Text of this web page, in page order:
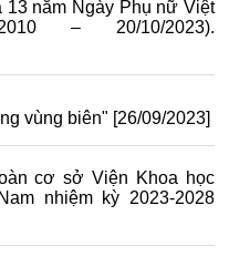
13 năm Ngày Phụ nữ Việt
– 20/10/2023).
vùng biên" [26/09/2023]
cơ sở Viện Khoa học
nhiệm kỳ 2023-2028